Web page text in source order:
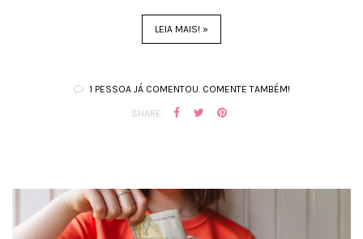
LEIA MAIS! »
1 PESSOA JÁ COMENTOU. COMENTE TAMBÉM!
SHARE: